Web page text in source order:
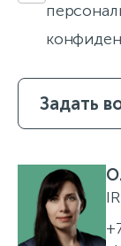
Задать